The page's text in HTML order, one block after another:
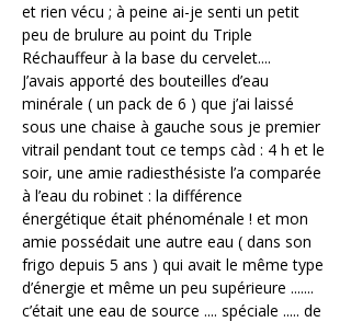
et rien vécu ; à peine ai-je senti un petit
peu de brulure au point du Triple
Réchauffeur à la base du cervelet....
J’avais apporté des bouteilles d’eau
minérale ( un pack de 6 ) que j’ai laissé
sous une chaise à gauche sous je premier
vitrail pendant tout ce temps càd : 4 h et le
soir, une amie radiesthésiste l’a comparée
à l’eau du robinet : la différence
énergétique était phénoménale ! et mon
amie possédait une autre eau ( dans son
frigo depuis 5 ans ) qui avait le même type
d’énergie et même un peu supérieure .......
c’était une eau de source .... spéciale ..... de